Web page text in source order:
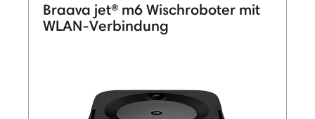
Braava jet® m6 Wischroboter mit
WLAN-Verbindung